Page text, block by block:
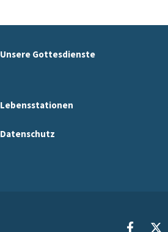
Unsere Gottesdienste
Lebensstationen
Datenschutz